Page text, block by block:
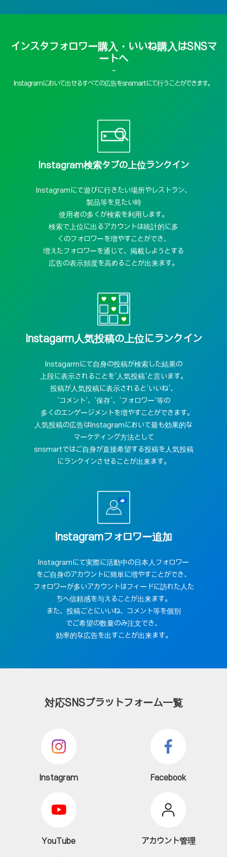
インスタフォロワー購入・いいね購入はSNSマ
ートへ
-
Instagramにおいて出せるすべての広告をsnsmartにて行うことができます。
Instagram検索タブの上位ランクイン
Instagramにて遊びに行きたい場所やレストラン、
製品等を見たい時
使用者の多くが検索を利用します。
検索で上位に出るアカウントは統計的に多
くのフォロワーを増やすことができ、
増えたフォロワーを通じて、掲載しようとする
広告の表示頻度を高めることが出来ます。
Instagarm人気投稿の上位にランクイン
Instagarmにて自身の投稿が検索した結果の
上段に表示されることを‘人気投稿‘と言います。
投稿が人気投稿に表示されると‘いいね‘、
‘コメント‘、‘保存‘、‘フォロワー’等の
多くのエンゲージメントを増やすことができます。
人気投稿の広告はInstagramにおいて最も効果的な
マーケティング方法として
snsmartではご自身が直接希望する投稿を人気投稿
にランクインさせることが出来ます。
Instagramフォロワー追加
Instagramにて実際に活動中の日本人フォロワー
をご自身のアカウントに簡単に増やすことができ、
フォロワーが多いアカウントはフィードに訪れた人た
ちへ信頼感を与えることが出来ます。
また、投稿ごとにいいね、コメント等を個別
でご希望の数量のみ注文でき、
効率的な広告を出すことが出来ます。
対応SNSプラットフォーム一覧
Instagram Facebook
YouTube アカウント管理